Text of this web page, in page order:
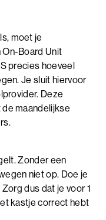
moet je
Board Unit
precies hoeveel
Je sluit hiervoor
Deze
maandelijkse
Zonder een
niet op. Doe je
dus dat je voor 1
kastje correct hebt